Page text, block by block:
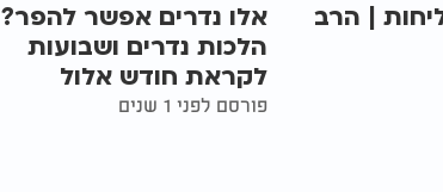
| הרב
אלו נדרים אפשר להפר?
הלכות נדרים ושבועות
לקראת חודש אלול
פורסם לפני 1 שנים